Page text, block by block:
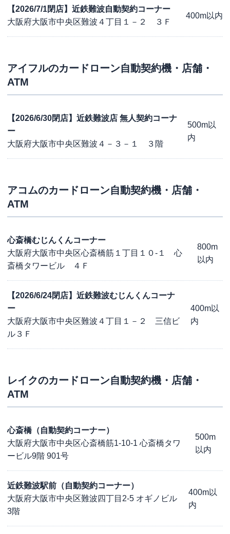
【2026/7/1閉店】近鉄難波自動契約コーナー
大阪府大阪市中央区難波４丁目１－２ ３Ｆ
400m以内
アイフルのカードローン自動契約機・店舗・
ATM
【2026/6/30閉店】近鉄難波店 無人契約コーナ
ー
大阪府大阪市中央区難波４－３－１ ３階
500m以
内
アコムのカードローン自動契約機・店舗・
ATM
心斎橋むじんくんコーナー
大阪府大阪市中央区心斎橋筋１丁目１０-１ 心
斎橋タワービル ４Ｆ
800m
以内
【2026/6/24閉店】近鉄難波むじんくんコーナ
ー
大阪府大阪市中央区難波４丁目１－２ 三信ビ
ル３Ｆ
400m以
内
レイクのカードローン自動契約機・店舗・
ATM
心斎橋（自動契約コーナー）
大阪府大阪市中央区心斎橋筋1-10-1 心斎橋タワ
ービル9階 901号
500m
以内
近鉄難波駅前（自動契約コーナー）
大阪府大阪市中央区難波四丁目2-5 オギノビル
3階
400m以
内